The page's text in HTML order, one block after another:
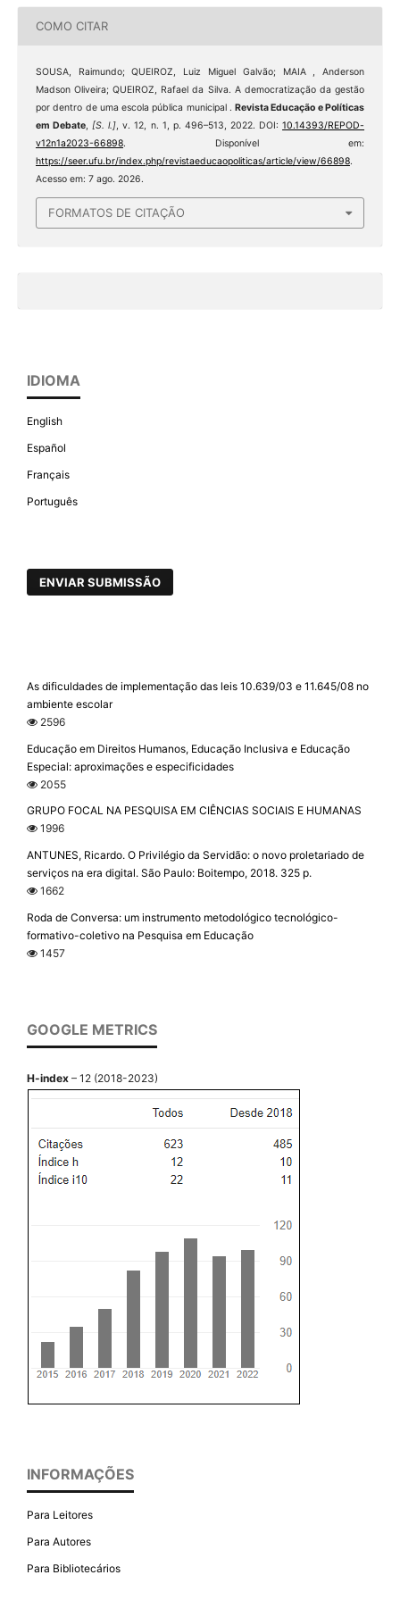
COMO CITAR
SOUSA, Raimundo; QUEIROZ, Luiz Miguel Galvão; MAIA , Anderson
Madson Oliveira; QUEIROZ, Rafael da Silva. A democratização da gestão
por dentro de uma escola pública municipal .Revista Educação e Políticas
em Debate,[S. l.], v. 12, n. 1, p. 496–513, 2022. DOI:10.14393/REPOD-
v12n1a2023-66898. Disponível em:
https://seer.ufu.br/index.php/revistaeducaopoliticas/article/view/66898.
Acesso em: 7 ago. 2026.
FORMATOS DE CITAÇÃO
IDIOMA
English
Español
Français
Português
ENVIAR SUBMISSÃO
As dificuldades de implementação das leis 10.639/03 e 11.645/08 no
ambiente escolar
2596
Educação em Direitos Humanos, Educação Inclusiva e Educação
Especial: aproximações e especificidades
2055
GRUPO FOCAL NA PESQUISA EM CIÊNCIAS SOCIAIS E HUMANAS
1996
ANTUNES, Ricardo. O Privilégio da Servidão: o novo proletariado de
serviços na era digital. São Paulo: Boitempo, 2018. 325 p.
1662
Roda de Conversa: um instrumento metodológico tecnológico-
formativo-coletivo na Pesquisa em Educação
1457
GOOGLE METRICS
H-index – 12 (2018-2023)
INFORMAÇÕES
Para Leitores
Para Autores
Para Bibliotecários